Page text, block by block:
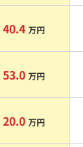
40.4 万円
53.0 万円
20.0 万円